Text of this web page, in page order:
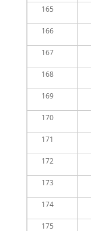
165
166
167
168
169
170
171
172
173
174
175